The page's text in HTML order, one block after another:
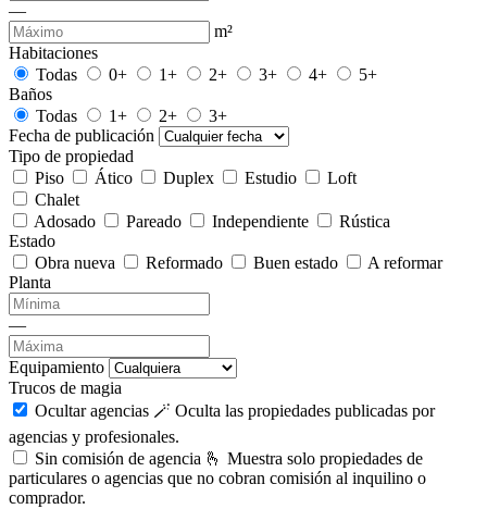
—
m²
Habitaciones
Todas
0+ 1+ 2+ 3+ 4+
5+
Baños
Todas
1+ 2+
3+
Fecha de publicación
Tipo de propiedad
Piso
Ático Duplex Estudio
Loft
Chalet
Adosado
Pareado Independiente
Rústica
Estado
Obra nueva
Reformado Buen estado
A reformar
Planta
—
Equipamiento
Trucos de magia
Ocultar agencias 🪄 Oculta las propiedades publicadas por
agencias y profesionales.
Sin comisión de agencia 🫰 Muestra solo propiedades de
particulares o agencias que no cobran comisión al inquilino o
comprador.